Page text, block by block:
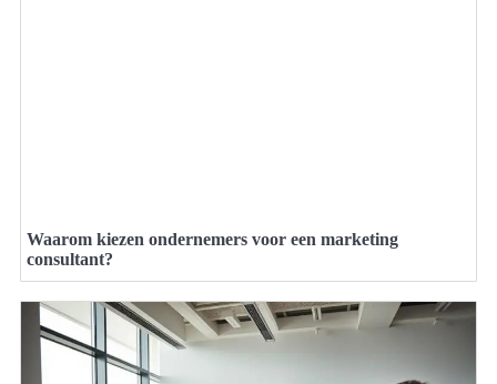
Waarom kiezen ondernemers voor een marketing
consultant?